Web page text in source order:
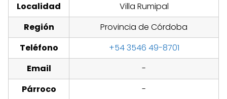
Localidad
Villa Rumipal
Región
Provincia de Córdoba
Teléfono
+54 3546 49-8701
Email
-
Párroco
-